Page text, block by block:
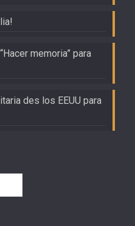
memoria” para
des los EEUU para